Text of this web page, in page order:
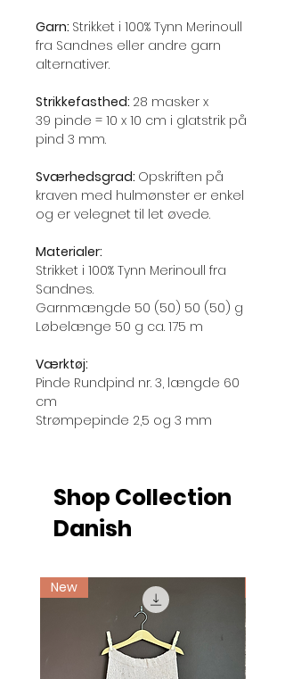
Garn: Strikket i 100% Tynn Merinoull
fra Sandnes eller andre garn
alternativer.
Strikkefasthed: 28 masker x
39 pinde = 10 x 10 cm i glatstrik på
pind 3 mm.
Sværhedsgrad: Opskriften på
kraven med hulmønster er enkel
og er velegnet til let øvede.
Materialer:
Strikket i 100% Tynn Merinoull fra
Sandnes.
Garnmængde 50 (50) 50 (50) g
Løbelænge 50 g ca. 175 m
Værktøj:
Pinde Rundpind nr. 3, længde 60
cm
Strømpepinde 2,5 og 3 mm
Shop Collection
Danish
New